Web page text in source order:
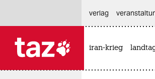
verlag
iran-krieg